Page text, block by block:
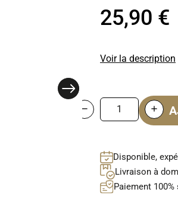
25,90 €
Voir la description
Disponible,
Livraison à
Paiement